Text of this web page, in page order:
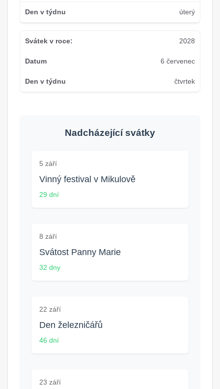
úterý
2028
6 červenec
čtvrtek
Nadcházející svátky
5 září
Vinný festival v Mikulově
29 dní
8 září
Svátost Panny Marie
32 dny
22 září
Den železničářů
46 dní
23 září